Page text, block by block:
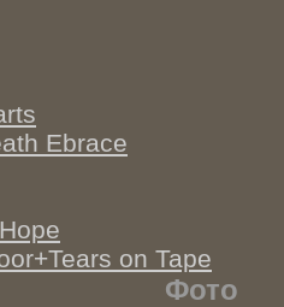
Ebrace
on Tape
Фото